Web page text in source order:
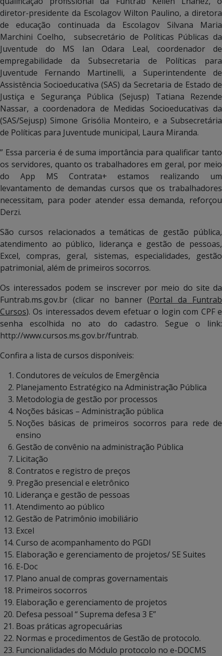
diretor-presidente da Escolagov Wilton Paulino, a diretora
de educação continuada da Escolagov Silvana Maria
Marchini Coelho, subsecretário de Políticas Públicas da
Juventude do MS Ian Odara Leal, coordenador de
empregabilidade da Subsecretaria de Políticas para
Juventude Fernando Martinelli, a Superintendente de
Assistência Socioeducativa (SAS) da Secretaria de Estado de
Justiça e Segurança Pública (Sejusp) Tatiana Rezende
Nassar, a coordenadora de Medidas Socioeducativas da
(SAS/Sejusp) Simone Grisólia Monteiro, e a Subsecretária
de Políticas para Juventude municipal, Laura Miranda.
” Essa parceria é de suma importância para qualificar tanto
os servidores, quanto os trabalhadores em geral, por meio
do App MS Contrata+ estamos realizando um
levantamento de demandas cursos que os trabalhadores
necessitam, para poder atender essa demanda, reforçou
Derzi.
São cursos relacionados a temáticas de gestão pública,
atendimento ao público, liderança e gestão de pessoas,
Excel, compras, geral, sistemas, especialidades, gestão
patrimonial, além de primeiros socorros.
Os interessados podem se inscrever por meio do site da
Funtrab.ms.gov.br (clicar no banner (Portal da Funtrab
Cursos). Os interessados devem efetuar o login com CPF e
senha escolhida no ato do cadastro. Segue o link:
http://www.cursos.ms.gov.br/funtrab.
Confira a lista de cursos disponíveis:
Condutores de veículos de Emergência
Planejamento Estratégico na Administração Pública
Metodologia de gestão por processos
Noções básicas – Administração pública
Noções básicas de primeiros socorros para rede de
ensino
Gestão de convênio na administração Pública
Licitação
Contratos e registro de preços
Pregão presencial e eletrônico
Liderança e gestão de pessoas
Atendimento ao público
Gestão de Patrimônio imobiliário
Excel
Curso de acompanhamento do PGDI
Elaboração e gerenciamento de projetos/ SE Suites
E-Doc
Plano anual de compras governamentais
Primeiros socorros
Elaboração e gerenciamento de projetos
Defesa pessoal “ Suprema defesa 3 E”
Boas práticas agropecuárias
Normas e procedimentos de Gestão de protocolo.
Funcionalidades do Módulo protocolo no e-DOCMS